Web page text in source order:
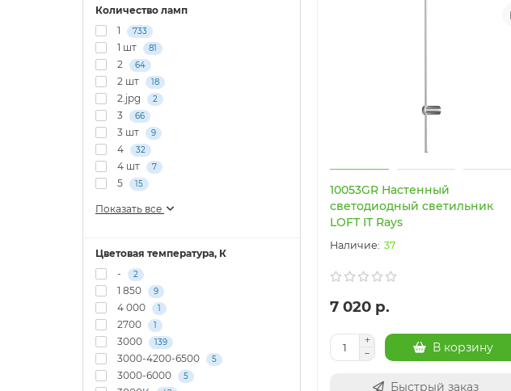
Количество ламп
1
733
1 шт 81
2 64
2 шт 18
2.jpg 2
3 66
3 шт 9
4 32
4 шт 7
5 15
Показать все
Цветовая температура, К
-
2
1 850 9
4 000 1
2700 1
3000 139
3000-4200-6500 5
3000-6000 5
10053GR Настенный
светодиодный светильник
LOFT IT Rays
37
7 020 р.
В корзину
Быстрый заказ